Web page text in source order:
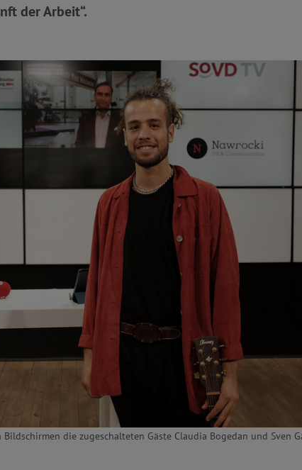
der Arbeit“.
die zugeschalteten Gäste Claudia Bogedan und Sven